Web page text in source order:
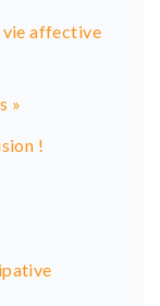
vie affective
»
!